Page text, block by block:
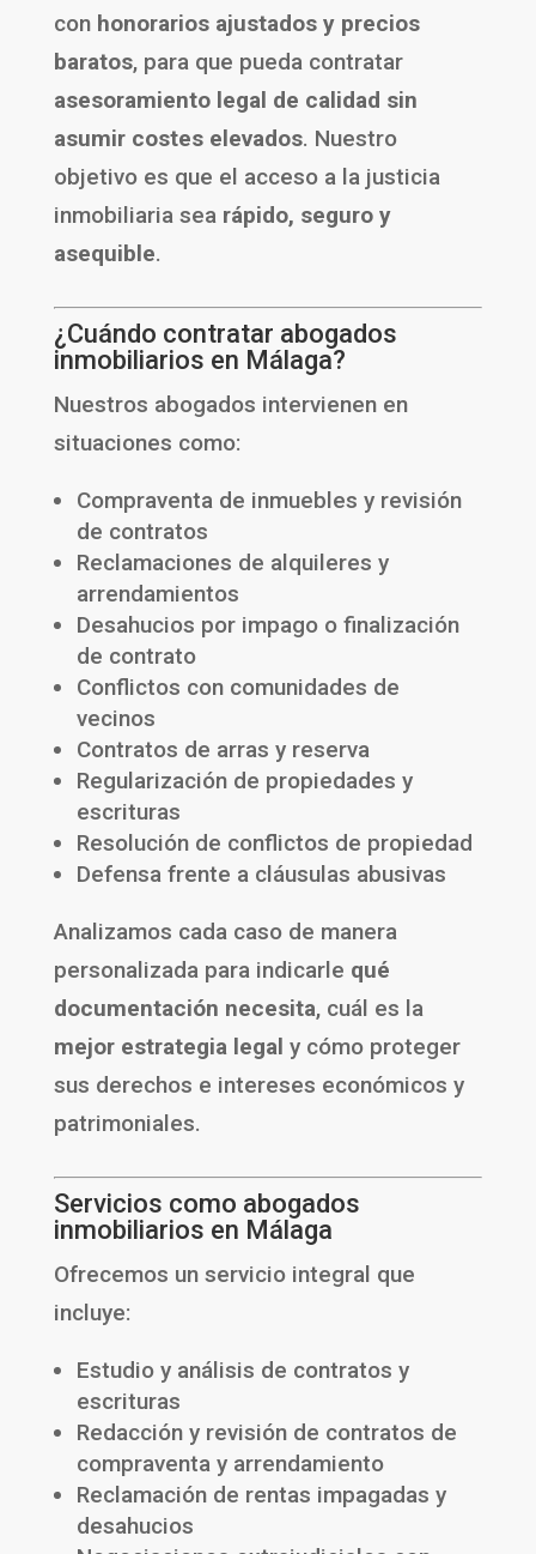
con honorarios ajustados y precios
baratos, para que pueda contratar
asesoramiento legal de calidad sin
asumir costes elevados. Nuestro
objetivo es que el acceso a la justicia
inmobiliaria sea rápido, seguro y
asequible.
¿Cuándo contratar abogados
inmobiliarios en Málaga?
Nuestros abogados intervienen en
situaciones como:
Compraventa de inmuebles y revisión
de contratos
Reclamaciones de alquileres y
arrendamientos
Desahucios por impago o finalización
de contrato
Conflictos con comunidades de
vecinos
Contratos de arras y reserva
Regularización de propiedades y
escrituras
Resolución de conflictos de propiedad
Defensa frente a cláusulas abusivas
Analizamos cada caso de manera
personalizada para indicarle qué
documentación necesita, cuál es la
mejor estrategia legal y cómo proteger
sus derechos e intereses económicos y
patrimoniales.
Servicios como abogados
inmobiliarios en Málaga
Ofrecemos un servicio integral que
incluye:
Estudio y análisis de contratos y
escrituras
Redacción y revisión de contratos de
compraventa y arrendamiento
Reclamación de rentas impagadas y
desahucios